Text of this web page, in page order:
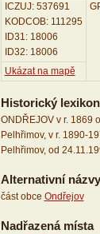
ICZUJ: 537691
KODCOB: 111295
ID31: 18006
ID32: 18006
Ukázat na mapě
Historický
ONDŘEJOV v r. 1869
Pelhřimov, v r. 1890-
Pelhřimov, od
Alternativní názvy
část obce Ondřejov
Nadřazená místa